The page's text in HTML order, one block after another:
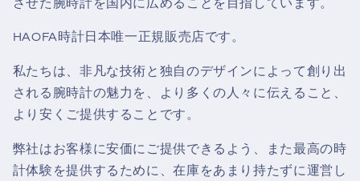
させた腕時計を国内に広めることを目指しています。
HAOFA時計日本唯一正規販売店です。
私たちは、非凡な技術と独自のデザインによって創り出
される腕時計の魅力を、より多くの人々に伝えること、
より安くご提供することです。
弊社はお客様に安価にご提供できるよう、また最高の時
計体験を提供するために、在庫をあまり持たずに運営し